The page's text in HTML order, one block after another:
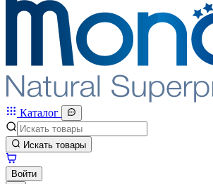
Каталог
Искать товары
Войти